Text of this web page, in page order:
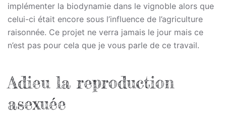
implémenter la biodynamie dans le vignoble alors que
celui-ci était encore sous l’influence de l’agriculture
raisonnée. Ce projet ne verra jamais le jour mais ce
n’est pas pour cela que je vous parle de ce travail.
Adieu la reproduction
asexuée